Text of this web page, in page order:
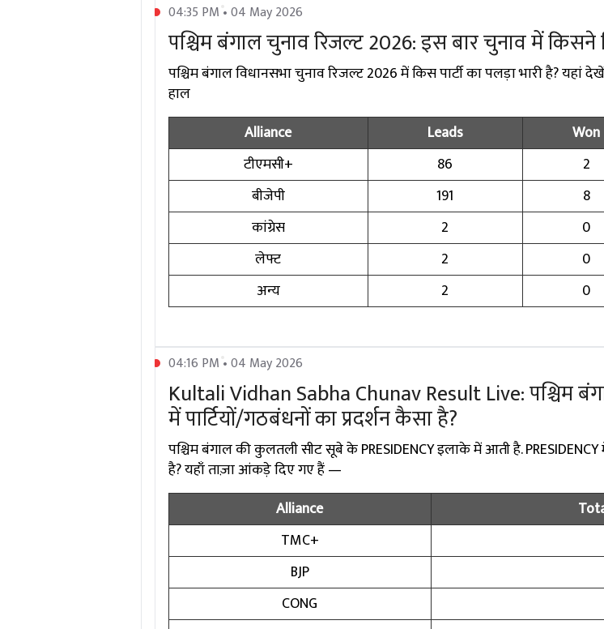
04:35 PM • 04 May 2026
पश्चिम बंगाल चुनाव रिजल्ट 2026: इस बार चुनाव में
पश्चिम बंगाल विधानसभा चुनाव रिजल्ट 2026 में किस पार्टी का पलड़ा भारी है?
हाल
Alliance
Leads Won
टीएमसी+
86 2
बीजेपी
191 8
कांग्रेस
2 0
लेफ्ट
2 0
अन्य
2 0
04:16 PM • 04 May 2026
Kultali Vidhan Sabha Chunav Result Live: पश्चिम
में पार्टियों/गठबंधनों का प्रदर्शन कैसा है?
पश्चिम बंगाल की कुलतली सीट सूबे के PRESIDENCY इलाके में आती है. PRESIDENCY
है? यहाँ ताज़ा आंकड़े दिए गए हैं —
Alliance
TMC+
BJP
CONG